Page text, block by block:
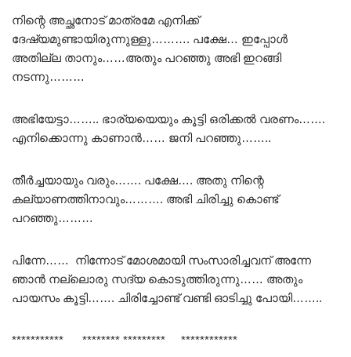
നിന്റെ അച്ഛനോട് മാത്രമേ എനിക്ക്
ദേഷ്യമുണ്ടായിരുന്നുള്ളു………. പക്ഷേ… ഇപ്പോൾ
അതില്ല താനും……അതും പറഞ്ഞു അഭി ഇറങ്ങി
നടന്നു………
അഭിയേട്ടാ…….. ഭാര്യയെയും കൂട്ടി ഒരിക്കൽ വരണം…….
എനിക്കൊന്നു കാണാൻ…… ജനി പറഞ്ഞു……..
തീർച്ചയായും വരും……. പക്ഷേ…. അതു നിന്റെ
കല്യാണത്തിനാവും………. അഭി ചിരിച്ചു കൊണ്ട്
പറഞ്ഞു………
പിന്നേ…… നിന്നോട് മോശമായി സംസാരിച്ചവന് അന്നേ
ഞാൻ നല്ലൊരു സദ്യ കൊടുത്തിരുന്നു…… അതും
പായസം കൂട്ടി……. ചിരിച്ചോണ്ട് വണ്ടി ഓടിച്ചു പോയി……..
*********** ******** ********* ************